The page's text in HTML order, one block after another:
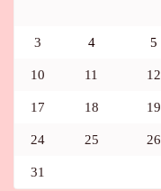
3 4 5
10 11 12
17 18 19
24 25 26
31